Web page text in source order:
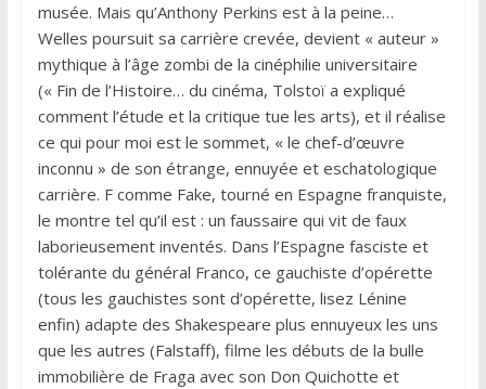
musée. Mais qu’Anthony Perkins est à la peine…
Welles poursuit sa carrière crevée, devient « auteur »
mythique à l’âge zombi de la cinéphilie universitaire
(« Fin de l’Histoire… du cinéma, Tolstoï a expliqué
comment l’étude et la critique tue les arts), et il réalise
ce qui pour moi est le sommet, « le chef-d’œuvre
inconnu » de son étrange, ennuyée et eschatologique
carrière. F comme Fake, tourné en Espagne franquiste,
le montre tel qu’il est : un faussaire qui vit de faux
laborieusement inventés. Dans l’Espagne fasciste et
tolérante du général Franco, ce gauchiste d’opérette
(tous les gauchistes sont d’opérette, lisez Lénine
enfin) adapte des Shakespeare plus ennuyeux les uns
que les autres (Falstaff), filme les débuts de la bulle
immobilière de Fraga avec son Don Quichotte et